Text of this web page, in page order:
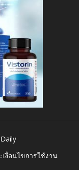
งื่อนไขการใช้งาน